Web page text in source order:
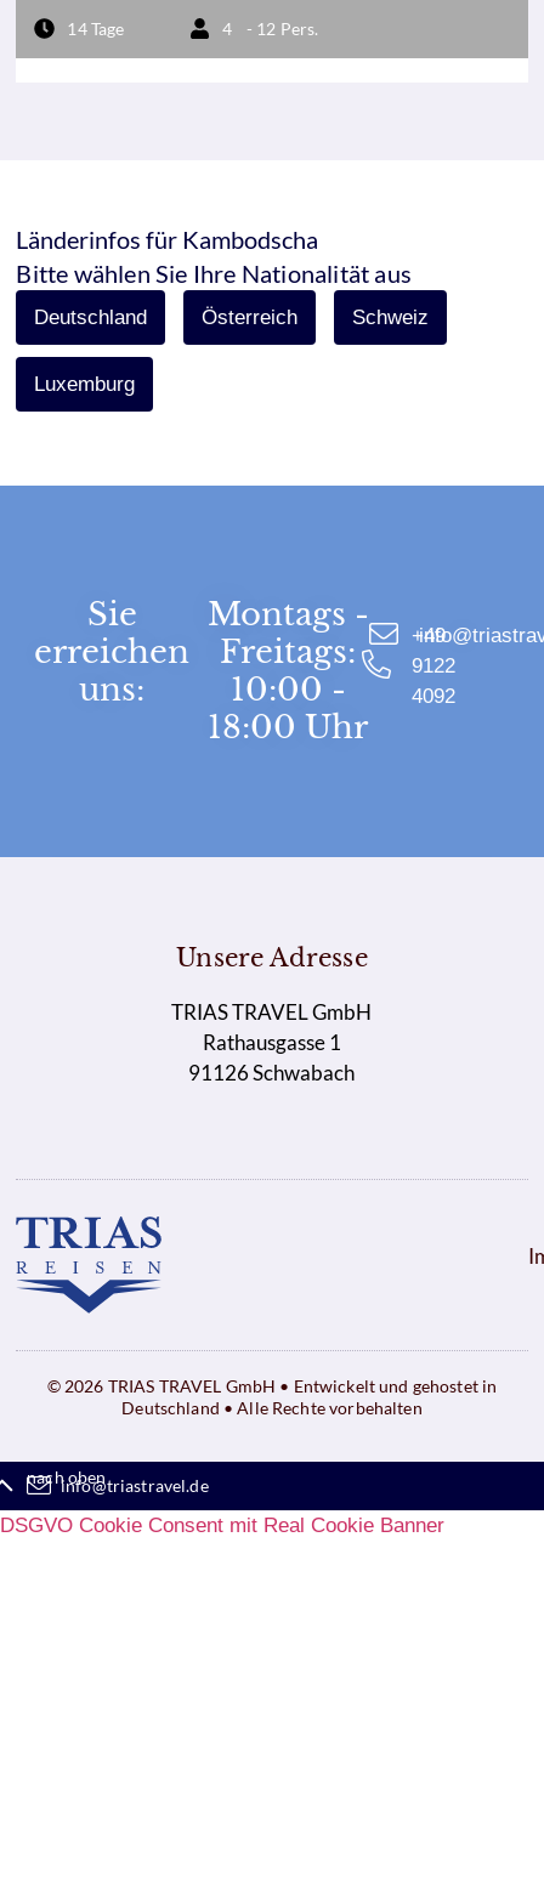
14 Tage 4 - 12 Pers.
Länderinfos für Kambodscha
Bitte wählen Sie Ihre Nationalität aus
Deutschland Österreich Schweiz
Luxemburg
Sie
erreichen
uns:
Montags -
Freitags:
10:00 -
18:00 Uhr
+49
9122
4092
Unsere Adresse
TRIAS TRAVEL GmbH
Rathausgasse 1
91126 Schwabach
© 2026 TRIAS TRAVEL GmbH • Entwickelt und gehostet in
Deutschland • Alle Rechte vorbehalten
info@triastravel.de
nach oben
DSGVO Cookie Consent mit Real Cookie Banner